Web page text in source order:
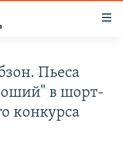
Пьеса
в шорт-
конкурса